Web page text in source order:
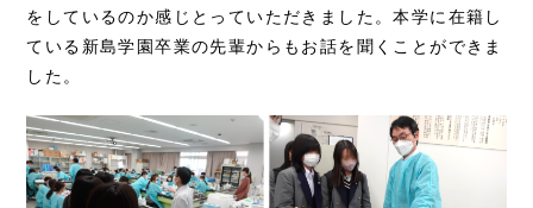
をしているのか感じとっていただきました。本学に在籍し
ている新島学園卒業の先輩からもお話を聞くことができま
した。